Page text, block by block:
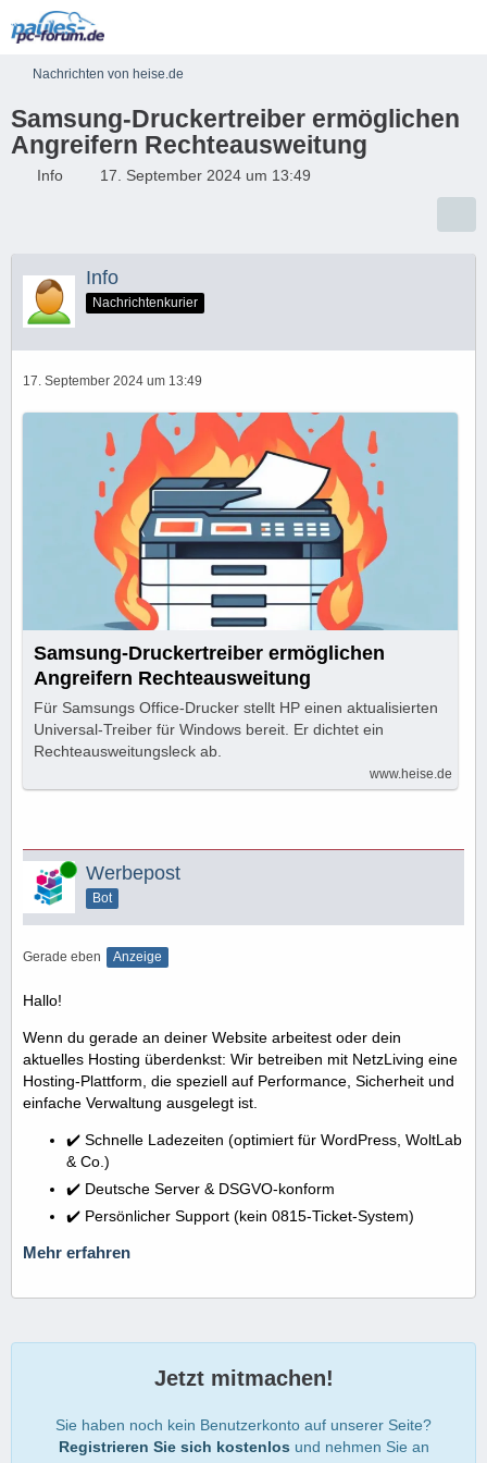
Nachrichten von heise.de
Samsung-Druckertreiber ermöglichen
Angreifern Rechteausweitung
Info 17. September 2024 um 13:49
Info
Nachrichtenkurier
17. September 2024 um 13:49
Samsung-Druckertreiber ermöglichen
Angreifern Rechteausweitung
Für Samsungs Office-Drucker stellt HP einen aktualisierten
Universal-Treiber für Windows bereit. Er dichtet ein
Rechteausweitungsleck ab.
www.heise.de
Online Werbepost
Bot
Gerade eben Anzeige
Hallo!
Wenn du gerade an deiner Website arbeitest oder dein
aktuelles Hosting überdenkst: Wir betreiben mit NetzLiving eine
Hosting-Plattform, die speziell auf Performance, Sicherheit und
einfache Verwaltung ausgelegt ist.
✔️ Schnelle Ladezeiten (optimiert für WordPress, WoltLab
& Co.)
✔️ Deutsche Server & DSGVO-konform
✔️ Persönlicher Support (kein 0815-Ticket-System)
Mehr erfahren
Jetzt mitmachen!
Sie haben noch kein Benutzerkonto auf unserer Seite?
Registrieren Sie sich kostenlos und nehmen Sie an